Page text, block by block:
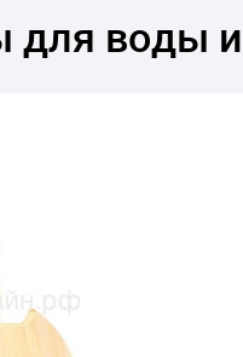
для воды